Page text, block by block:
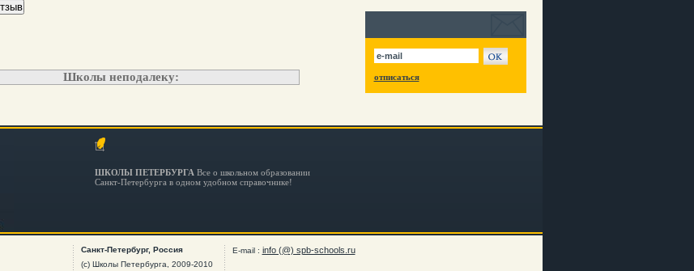
Школы неподалеку: отписаться
ШКОЛЫ ПЕТЕРБУРГА Все о школьном образовании
Санкт-Петербурга в одном удобном справочнике!
Санкт-Петербург, Россия
(c) Школы Петербурга, 2009-2010
E-mail : info (@) spb-schools.ru